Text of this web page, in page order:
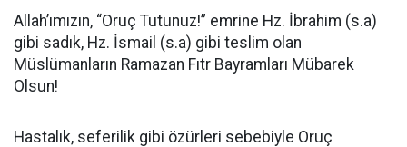
Allah’ımızın, “Oruç Tutunuz!” emrine Hz. İbrahim (s.a)
gibi sadık, Hz. İsmail (s.a) gibi teslim olan
Müslümanların Ramazan Fıtr Bayramları Mübarek
Olsun!
Hastalık, seferilik gibi özürleri sebebiyle Oruç